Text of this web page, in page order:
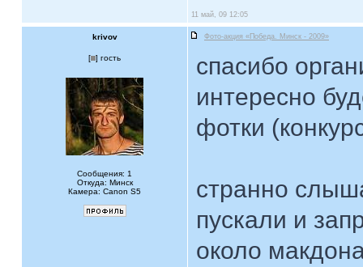
11 май, 09 12:05
krivov Фото-акция «Победа. Минск - 2009»
[ ] гость
Сообщения: 1
Откуда: Минск
Камера: Canon S5
спасибо
интересно
фотки
странно
пускали и
около